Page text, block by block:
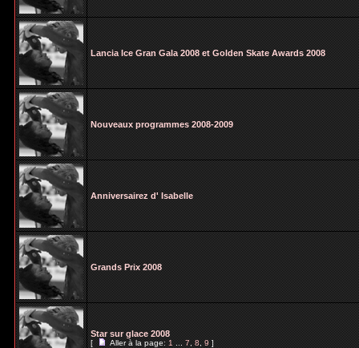
Lancia Ice Gran Gala 2008 et Golden Skate Awards 2008
Nouveaux programmes 2008-2009
Anniversairez d' Isabelle
Grands Prix 2008
Star sur glace 2008
[ Aller à la page:1...7,8,9]